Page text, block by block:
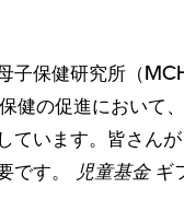
子保健研究所（
健の促進において
ています。皆さん
です。
児童基金ギ